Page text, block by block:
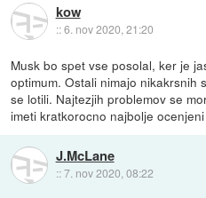
kow
::6. nov 2020, 21:20
Musk bo spet vse posolal, ker je
optimum. Ostali nimajo nikakrsnih
se lotili. Najtezjih problemov se
imeti kratkorocno najbolje
J.McLane
::7. nov 2020, 08:22